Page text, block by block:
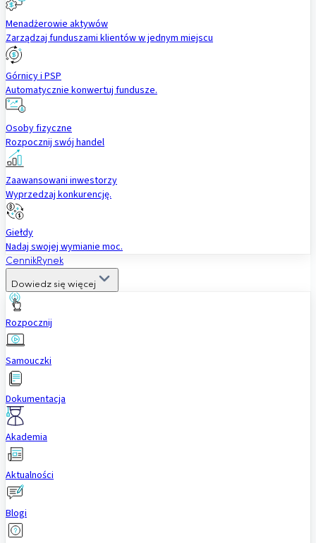
Menadżerowie aktywów
Zarządzaj funduszami klientów w jednym miejscu
Górnicy i PSP
Automatycznie konwertuj fundusze.
Osoby fizyczne
Rozpocznij swój handel
Zaawansowani inwestorzy
Wyprzedzaj konkurencję.
Giełdy
Nadaj swojej wymianie moc.
CennikRynek
Dowiedz się więcej
Rozpocznij
Samouczki
Dokumentacja
Akademia
Aktualności
Blogi